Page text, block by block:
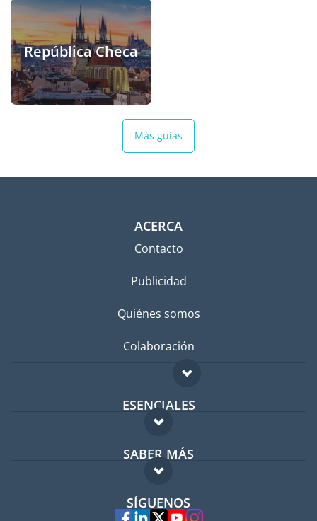
República Checa
Más guías
ACERCA
Contacto
Publicidad
Quiénes somos
Colaboración
ESENCIALES
Foro para expatriados
Guía para expatriados
Trabajos en el extranjero
SABER MÁS
FAQ
Expertos
SÍGUENOS